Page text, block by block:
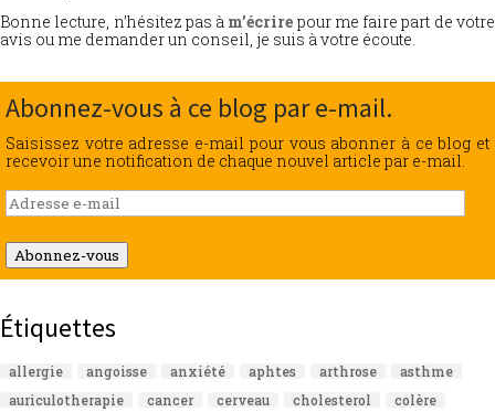
Bonne lecture, n’hésitez pas à m’écrire pour me faire part de votre
avis ou me demander un conseil, je suis à votre écoute.
Abonnez-vous à ce blog par e-mail.
Saisissez votre adresse e-mail pour vous abonner à ce blog et
recevoir une notification de chaque nouvel article par e-mail.
Adresse
e-
mail
Abonnez-vous
Étiquettes
allergie angoisse anxiété aphtes arthrose
asthme
auriculotherapie
cancer cerveau cholesterol
colère